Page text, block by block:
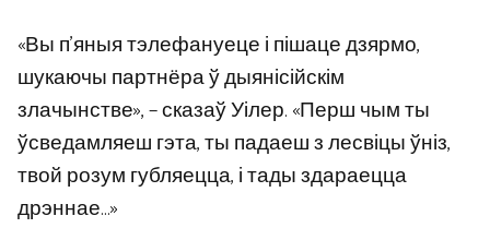
«Вы п’яныя тэлефануеце і пішаце дзярмо,
шукаючы партнёра ў дыянісійскім
злачынстве», – сказаў Уілер. «Перш чым ты
ўсведамляеш гэта, ты падаеш з лесвіцы ўніз,
твой розум губляецца, і тады здараецца
дрэннае…»